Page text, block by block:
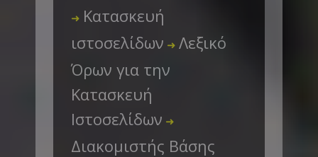
➜ Κατασκευή
ιστοσελίδων ➜ Λεξικό
Όρων για την
Κατασκευή
Ιστοσελίδων ➜
Διακομιστής Βάσης